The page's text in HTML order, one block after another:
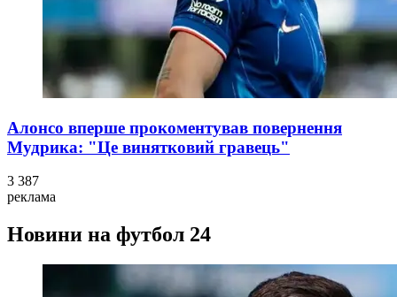
Алонсо вперше прокоментував повернення
Мудрика: "Це винятковий гравець"
3 387
реклама
Новини на футбол 24